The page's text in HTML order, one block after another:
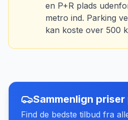
en P+R plads
metro ind. Parking
kan koste over 500
Sammenlign priser
Find de bedste tilbud fra